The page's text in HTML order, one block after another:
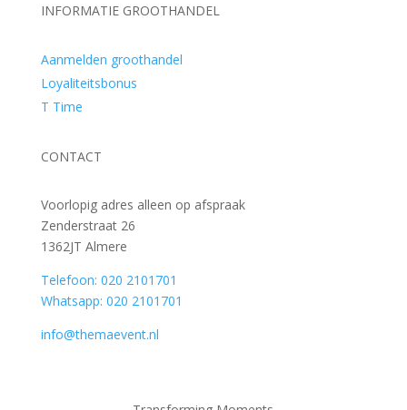
INFORMATIE GROOTHANDEL
Aanmelden groothandel
Loyaliteitsbonus
T Time
CONTACT
Voorlopig adres alleen op afspraak
Zenderstraat 26
1362JT Almere
Telefoon: 020 2101701
Whatsapp: 020 2101701
info@themaevent.nl